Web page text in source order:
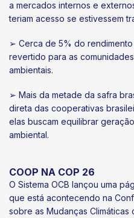
a mercados internos e
teriam acesso se estivessem
➢ Cerca de 5% do
revertido para as
ambientais.
➢ Mais da metade da safra
direta das cooperativas
elas buscam equilibrar
ambiental.
COOP NA COP 26
O Sistema OCB lançou uma
que está acontecendo na
sobre as Mudanças Climáticas